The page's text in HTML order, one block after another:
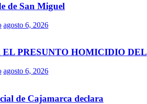
de San Miguel
agosto 6, 2026
PRESUNTO HOMICIDIO DEL
agosto 6, 2026
de Cajamarca declara